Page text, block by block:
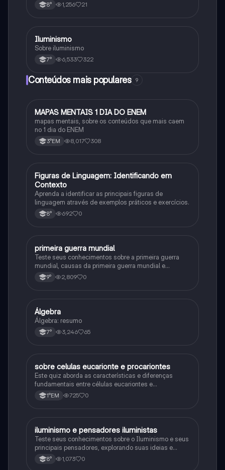
8° 1,256 21
História
Iluminismo
Sobre iluminismo
7° 6,533 322
Conteúdos mais populares 9
Português
MAPAS MENTAIS 1 DIA DO ENEM
mapas mentais, sobre os conteúdos que mais caem
no 1 dia do ENEM
3°EM 8,017 308
FPortuguês
Figuras de Linguagem: Identificando em
Contexto
Aprenda a identificar as principais figuras de
linguagem através de exemplos práticos e exercícios.
8° 692 0
História
primeira guerra mundial
Teste seus conhecimentos sobre a primeira guerra
mundial, causas da primeira guerra mundial e
consequências da Primeira Guerra Mundial, fases da
primeira guerra mundial
9° 2,809 0
Matematica
Álgebra
Álgebra: resumo
7° 3,246 65
Biologia
sobre celulas eucarionte e procariontes
Este quiz aborda as características e diferenças
fundamentais entre células eucariontes e
procariontes.
1°EM 725 0
História
iluminismo e pensadores iluministas
Teste seus conhecimentos sobre o Iluminismo e seus
principais pensadores, explorando suas ideias e
impacto histórico.
8° 1,073 0